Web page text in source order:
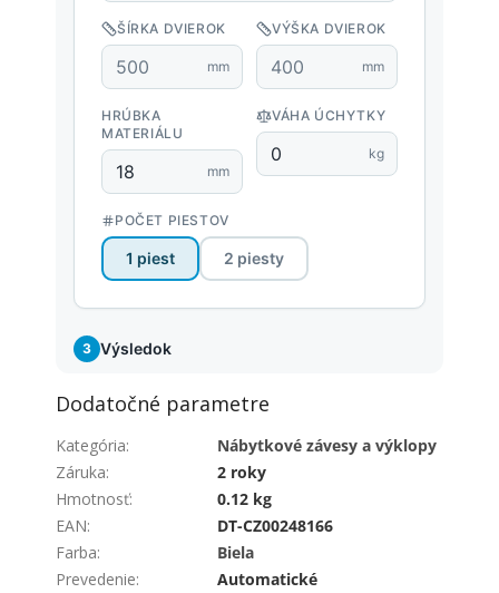
Dodatočné parametre
Kategória:
Nábytkové závesy a výklopy
Záruka:
2 roky
Hmotnosť:
0.12 kg
EAN:
DT-CZ00248166
Farba:
Biela
Prevedenie:
Automatické